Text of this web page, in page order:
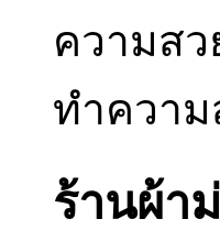
ความส
ทำความ
ร้านผ้า